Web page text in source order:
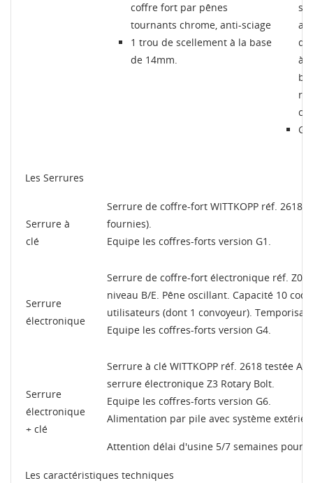
coffre fort par pênes
tournants chrome, anti-sciage
1 trou de scellement à la base
de 14mm.
à
Les Serrures
Serrure à
clé
Serrure de coffre-fort WITTKOPP réf. 2618
fournies).
Equipe les coffres-forts version G1.
Serrure
électronique
Serrure de coffre-fort électronique réf. Z03
niveau B/E. Pêne oscillant. Capacité 10
utilisateurs (dont 1 convoyeur).
Equipe les coffres-forts version G4.
Serrure
électronique
+ clé
Serrure à clé WITTKOPP réf. 2618 testée
serrure électronique Z3 Rotary Bolt.
Equipe les coffres-forts version G6.
Alimentation par pile avec système
Attention délai d'usine 5/7 semaines pour
Les caractéristiques techniques